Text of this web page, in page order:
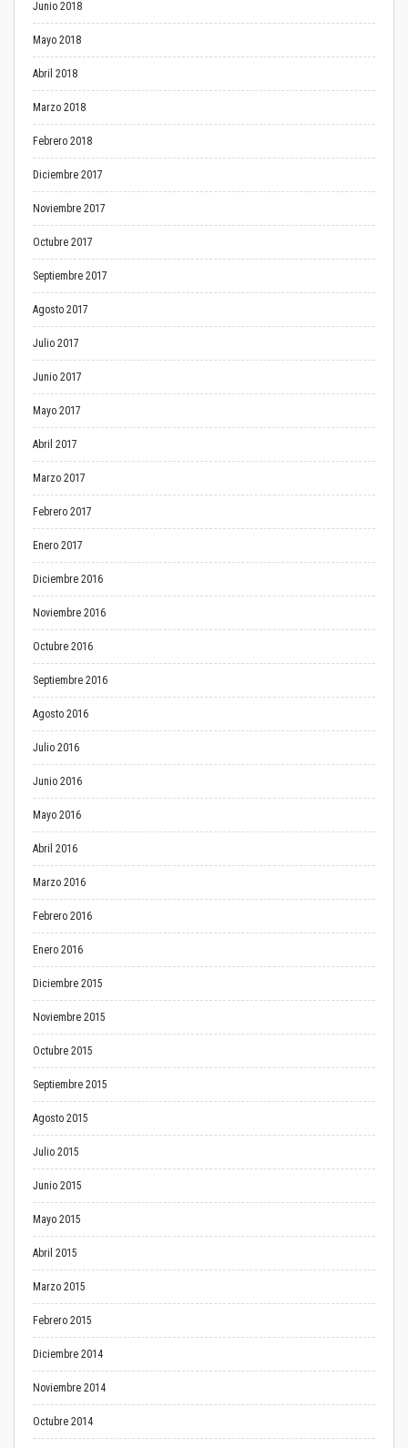
Junio 2018
Mayo 2018
Abril 2018
Marzo 2018
Febrero 2018
Diciembre 2017
Noviembre 2017
Octubre 2017
Septiembre 2017
Agosto 2017
Julio 2017
Junio 2017
Mayo 2017
Abril 2017
Marzo 2017
Febrero 2017
Enero 2017
Diciembre 2016
Noviembre 2016
Octubre 2016
Septiembre 2016
Agosto 2016
Julio 2016
Junio 2016
Mayo 2016
Abril 2016
Marzo 2016
Febrero 2016
Enero 2016
Diciembre 2015
Noviembre 2015
Octubre 2015
Septiembre 2015
Agosto 2015
Julio 2015
Junio 2015
Mayo 2015
Abril 2015
Marzo 2015
Febrero 2015
Diciembre 2014
Noviembre 2014
Octubre 2014